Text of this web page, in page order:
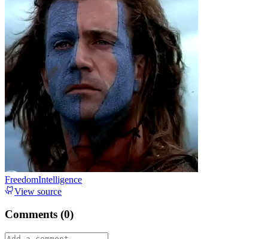
FreedomIntelligence
View source
Comments (0)